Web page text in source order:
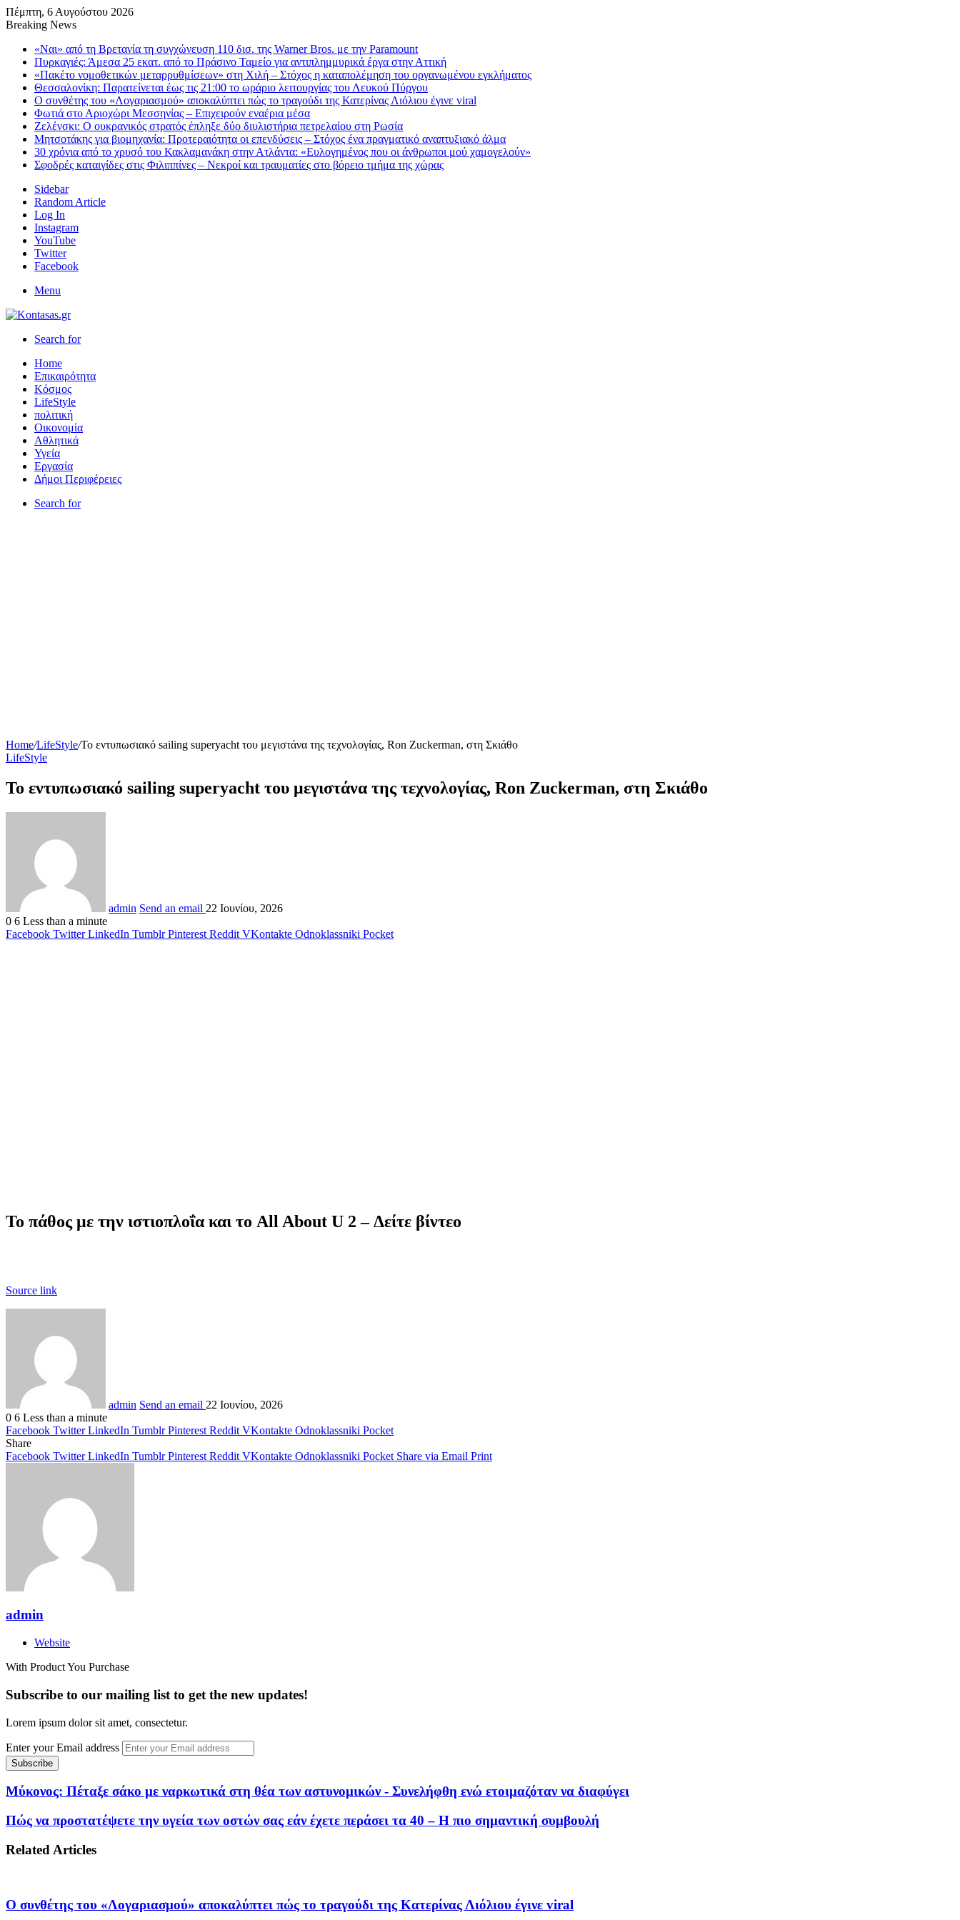
Πέμπτη, 6 Αυγούστου 2026
Breaking News
«Ναι» από τη Βρετανία τη συγχώνευση 110 δισ. της Warner Bros. με την Paramount
Πυρκαγιές: Άμεσα 25 εκατ. από το Πράσινο Ταμείο για αντιπλημμυρικά έργα στην Αττική
«Πακέτο νομοθετικών μεταρρυθμίσεων» στη Χιλή – Στόχος η καταπολέμηση του οργανωμένου εγκλήματος
Θεσσαλονίκη: Παρατείνεται έως τις 21:00 το ωράριο λειτουργίας του Λευκού Πύργου
Ο συνθέτης του «Λογαριασμού» αποκαλύπτει πώς το τραγούδι της Κατερίνας Λιόλιου έγινε viral
Φωτιά στο Αριοχώρι Μεσσηνίας – Επιχειρούν εναέρια μέσα
Ζελένσκι: O ουκρανικός στρατός έπληξε δύο διυλιστήρια πετρελαίου στη Ρωσία
Μητσοτάκης για βιομηχανία: Προτεραιότητα οι επενδύσεις – Στόχος ένα πραγματικό αναπτυξιακό άλμα
30 χρόνια από το χρυσό του Κακλαμανάκη στην Ατλάντα: «Ευλογημένος που οι άνθρωποι μού χαμογελούν»
Σφοδρές καταιγίδες στις Φιλιππίνες – Νεκροί και τραυματίες στο βόρειο τμήμα της χώρας
Sidebar
Random Article
Log In
Instagram
YouTube
Twitter
Facebook
Menu
Search for
Home
Επικαιρότητα
Κόσμος
LifeStyle
πολιτική
Οικονομία
Αθλητικά
Υγεία
Εργασία
Δήμοι Περιφέρειες
Search for
Home/LifeStyle/Το εντυπωσιακό sailing superyacht του μεγιστάνα της τεχνολογίας, Ron Zuckerman, στη Σκιάθο
LifeStyle
Το εντυπωσιακό sailing superyacht του μεγιστάνα της τεχνολογίας, Ron Zuckerman, στη Σκιάθο
admin Send an email 22 Ιουνίου, 2026
0 6 Less than a minute
Facebook Twitter LinkedIn Tumblr Pinterest Reddit VKontakte Odnoklassniki Pocket
Το πάθος με την ιστιοπλοΐα και το All About U 2 – Δείτε βίντεο
Source link
admin Send an email 22 Ιουνίου, 2026
0 6 Less than a minute
Facebook Twitter LinkedIn Tumblr Pinterest Reddit VKontakte Odnoklassniki Pocket
Share
Facebook Twitter LinkedIn Tumblr Pinterest Reddit VKontakte Odnoklassniki Pocket Share via Email Print
admin
Website
With Product You Purchase
Subscribe to our mailing list to get the new updates!
Lorem ipsum dolor sit amet, consectetur.
Enter your Email address
Μύκονος: Πέταξε σάκο με ναρκωτικά στη θέα των αστυνομικών - Συνελήφθη ενώ ετοιμαζόταν να διαφύγει
Πώς να προστατέψετε την υγεία των οστών σας εάν έχετε περάσει τα 40 – Η πιο σημαντική συμβουλή
Related Articles
Ο συνθέτης του «Λογαριασμού» αποκαλύπτει πώς το τραγούδι της Κατερίνας Λιόλιου έγινε viral